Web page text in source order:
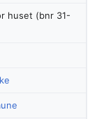
huset (bnr 31-